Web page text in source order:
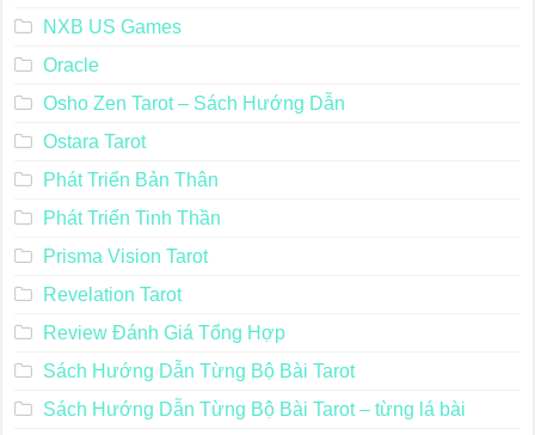
NXB US Games
Oracle
Osho Zen Tarot – Sách Hướng Dẫn
Ostara Tarot
Phát Triển Bản Thân
Phát Triển Tinh Thần
Prisma Vision Tarot
Revelation Tarot
Review Đánh Giá Tổng Hợp
Sách Hướng Dẫn Từng Bộ Bài Tarot
Sách Hướng Dẫn Từng Bộ Bài Tarot – từng lá bài